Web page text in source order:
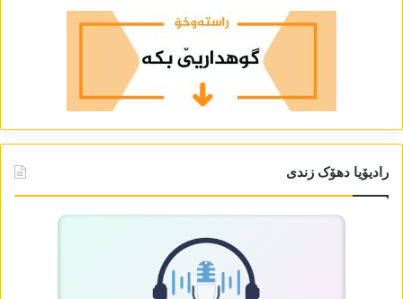
رادیۆیا دھۆک زندی